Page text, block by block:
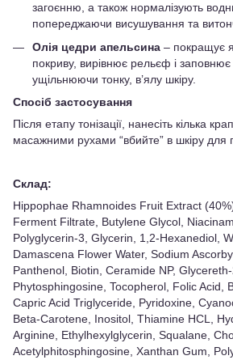
загоєнню, а також нормалізують
попереджаючи висушування та
Олія цедри апельсина – покращує
покриву, вирівнює рельєф і
ущільнюючи тонку, в’ялу шкіру.
Спосіб застосування
Після етапу тонізації, нанесіть кілька
масажними рухами “вбийте” в шкіру для
Склад:
Hippophae Rhamnoides Fruit Extract
Ferment Filtrate, Butylene Glycol,
Polyglycerin-3, Glycerin, 1,2-Hexanediol,
Damascena Flower Water, Sodium
Panthenol, Biotin, Ceramide NP,
Phytosphingosine, Tocopherol, Folic Acid,
Capric Acid Triglyceride, Pyridoxine,
Beta-Carotene, Inositol, Thiamine HCL,
Arginine, Ethylhexylglycerin, Squalane,
Acetylphitosphingosine, Xanthan Gum,